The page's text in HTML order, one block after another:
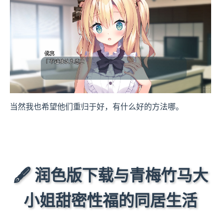
当然我也希望他们重归于好，有什么好的方法哪。
🖋️ 润色版下载与青梅竹马大
小姐甜密性福的同居生活